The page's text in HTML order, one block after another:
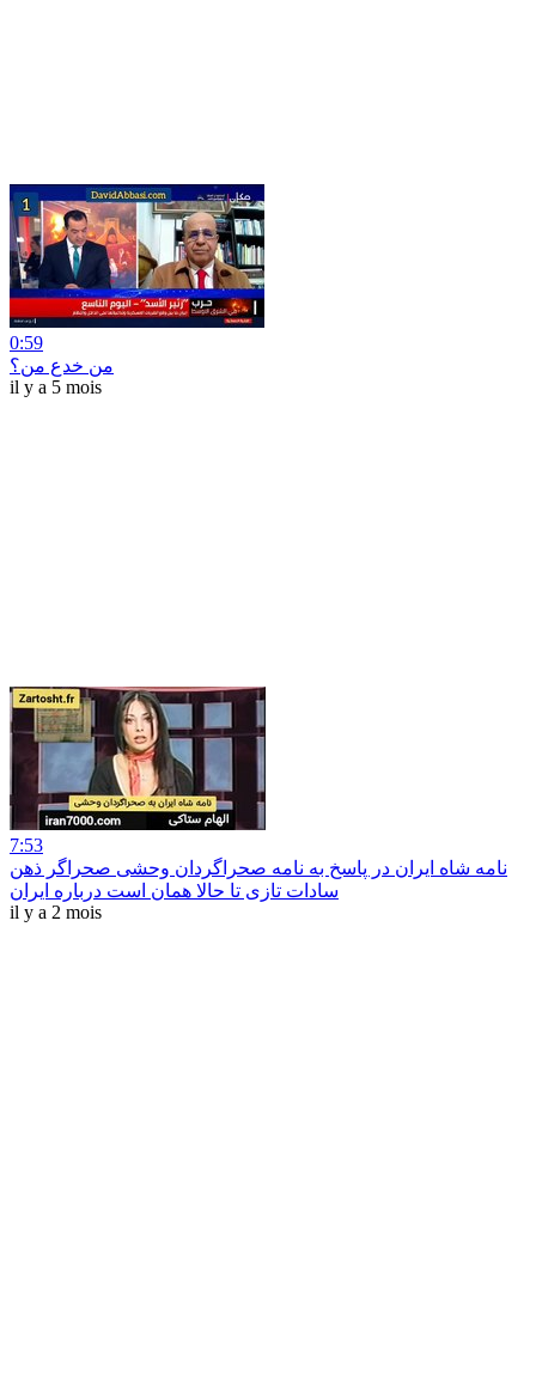
0:59
من خدع من؟
il y a 5 mois
7:53
نامه شاه ایران در پاسخ به نامه صحراگردان وحشی صحراگر ذهن
سادات تازی تا حالا همان است درباره ایران
il y a 2 mois